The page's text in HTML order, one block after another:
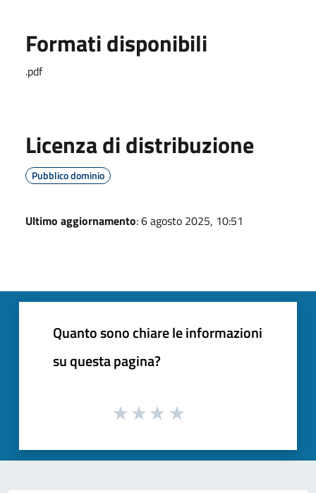
Formati disponibili
.pdf
Licenza di distribuzione
Pubblico dominio
Ultimo aggiornamento: 6 agosto 2025, 10:51
Quanto sono chiare le informazioni
su questa pagina?